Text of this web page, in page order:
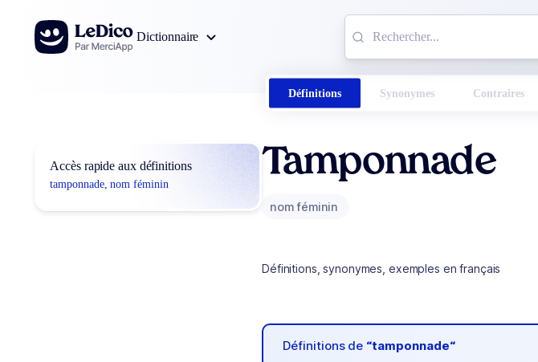
Aller au contenu
Dictionnaire
Définitions Synonymes Contraires
Accès rapide aux définitions
tamponnade, nom féminin
Tamponnade
nom féminin
Définitions, synonymes, exemples en français
Définitions de “tamponnade“